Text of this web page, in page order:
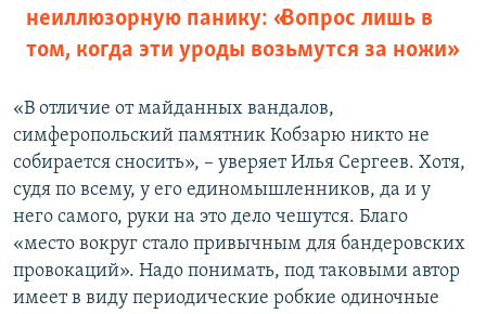
неиллюзорную панику: «Вопрос лишь в
том, когда эти уроды возьмутся за ножи»
«В отличие от майданных вандалов,
симферопольский памятник Кобзарю никто не
собирается сносить», – уверяет Илья Сергеев. Хотя,
судя по всему, у его единомышленников, да и у
него самого, руки на это дело чешутся. Благо
«место вокруг стало привычным для бандеровских
провокаций». Надо понимать, под таковыми автор
имеет в виду периодические робкие одиночные